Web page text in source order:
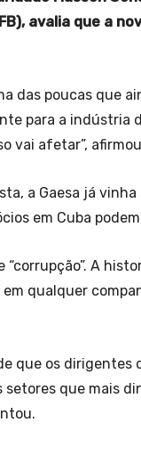
avalia que a
das poucas que
para a indústria
vai afetar”,
a Gaesa já
em Cuba
“corrupção”. A
qualquer
que os dirigentes
que mais